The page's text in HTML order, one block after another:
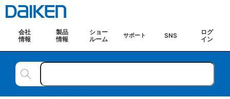
会社
情報
製品
情報
ショー
ルーム
サポート SNS
ログ
イン